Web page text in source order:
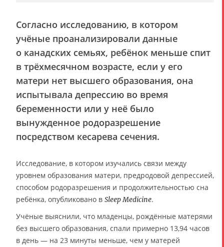
Согласно исследованию, в котором
учёные проанализировали данные
о канадских семьях, ребёнок меньше спит
в трёхмесячном возрасте, если у его
матери нет высшего образования, она
испытывала депрессию во время
беременности или у неё было
вынужденное родоразрешение
посредством кесарева сечения.
Исследование, в котором изучались связи между
уровнем образования матери, предродовой депрессией,
способом родоразрешения и продолжительностью сна
ребёнка, опубликовано в Sleep Medicine.
Учёные выяснили, что младенцы, рождённые матерями
без высшего образования, спали примерно 13,94 часов
в день — на 23 минуты меньше, чем у матерей